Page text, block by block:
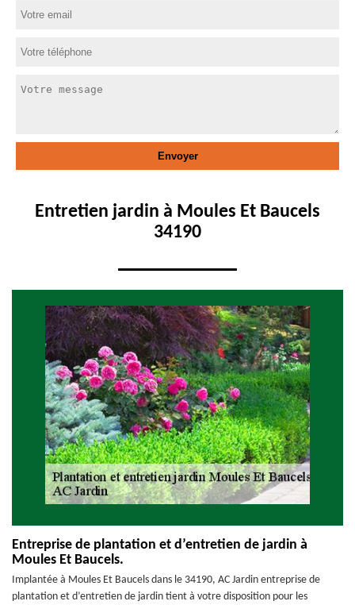
Entretien jardin à Moules Et Baucels
34190
Entreprise de plantation et d’entretien de jardin à
Moules Et Baucels.
Implantée à Moules Et Baucels dans le 34190, AC Jardin entreprise de
plantation et d’entretien de jardin tient à votre disposition pour les